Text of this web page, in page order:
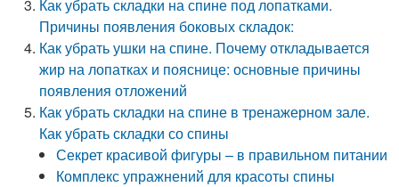
Как убрать складки на спине под лопатками.
Причины появления боковых складок:
Как убрать ушки на спине. Почему откладывается
жир на лопатках и пояснице: основные причины
появления отложений
Как убрать складки на спине в тренажерном зале.
Как убрать складки со спины
Секрет красивой фигуры – в правильном питании
Комплекс упражнений для красоты спины